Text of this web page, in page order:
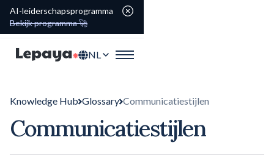
AI-leiderschapsprogramma
Bekijk programma 🚀
NL
Knowledge Hub Glossary Communicatiestijlen
Communicatiestijlen